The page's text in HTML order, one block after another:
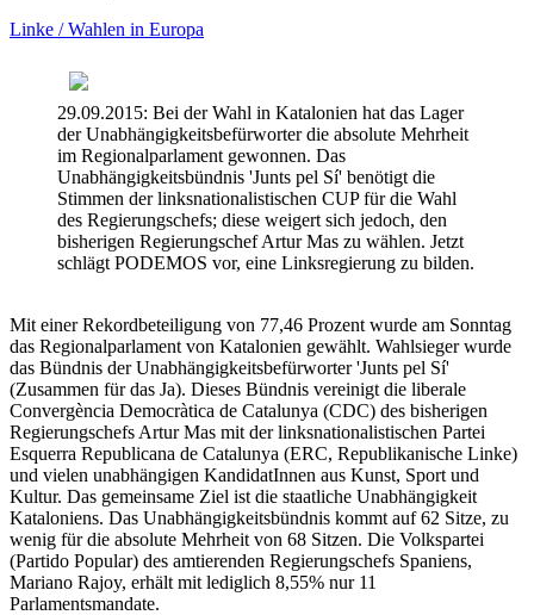
Linke / Wahlen in Europa
29.09.2015: Bei der Wahl in Katalonien hat das Lager
der Unabhängigkeitsbefürworter die absolute Mehrheit
im Regionalparlament gewonnen. Das
Unabhängigkeitsbündnis 'Junts pel Sí' benötigt die
Stimmen der linksnationalistischen CUP für die Wahl
des Regierungschefs; diese weigert sich jedoch, den
bisherigen Regierungschef Artur Mas zu wählen. Jetzt
schlägt PODEMOS vor, eine Linksregierung zu bilden.
Mit einer Rekordbeteiligung von 77,46 Prozent wurde am Sonntag
das Regionalparlament von Katalonien gewählt. Wahlsieger wurde
das Bündnis der Unabhängigkeitsbefürworter 'Junts pel Sí'
(Zusammen für das Ja). Dieses Bündnis vereinigt die liberale
Convergència Democràtica de Catalunya (CDC) des bisherigen
Regierungschefs Artur Mas mit der linksnationalistischen Partei
Esquerra Republicana de Catalunya (ERC, Republikanische Linke)
und vielen unabhängigen KandidatInnen aus Kunst, Sport und
Kultur. Das gemeinsame Ziel ist die staatliche Unabhängigkeit
Kataloniens. Das Unabhängigkeitsbündnis kommt auf 62 Sitze, zu
wenig für die absolute Mehrheit von 68 Sitzen. Die Volkspartei
(Partido Popular) des amtierenden Regierungschefs Spaniens,
Mariano Rajoy, erhält mit lediglich 8,55% nur 11
Parlamentsmandate.